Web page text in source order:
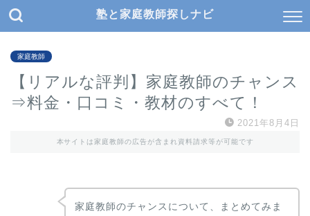
塾と家庭教師探しナビ
家庭教師
【リアルな評判】家庭教師のチャンス
⇒料金・口コミ・教材のすべて！
2021年8月4日
本サイトは家庭教師の広告が含まれ資料請求等が可能です
家庭教師のチャンスについて、まとめてみま